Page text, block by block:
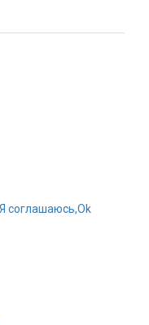
Я соглашаюсь,Ok